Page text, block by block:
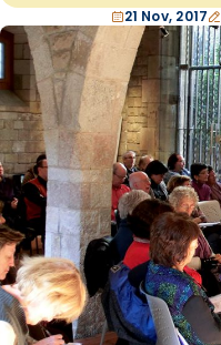
21 Nov, 2017